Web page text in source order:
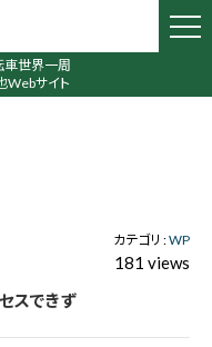
世界一周
Webサイト
カテゴリ :WP
181 views
スできず